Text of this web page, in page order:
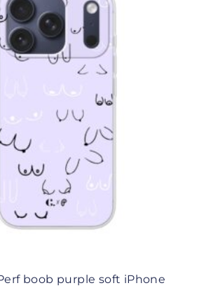
boob purple soft iPhone